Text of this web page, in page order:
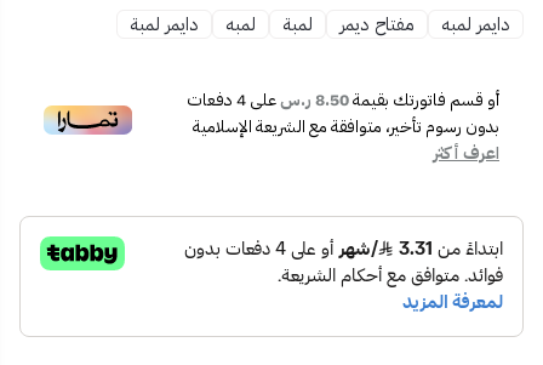
🖤 تصميم أنيق بلون أسود بيانو يضفي لمسة راقية على
💡 قدرة تشغيل حتى 1000 واط – مناسب لمعظم أنواع
اللمبات القابلة للتعتيم.
🔄 تحكم ناعم بانسيابية لتغيير شدة الإضاءة حسب الرغبة.
الكهرباء.
🛡️ جودة عالية لتحمّل التشغيل المستمر دون سخونة.
📦محتويات المنتج:
دايمر لمبة أسود بيانو 1000 واط
قاعدة تثبيت وتعليمات الاستخدام
دايمر لمبه مفتاح ديمر لمبة لمبه دايمر لمبة
أو قسم فاتورتك بقيمة8.50 ر.س على4دفعات
بدون رسوم تأخير، متوافقة مع الشريعة الإسلامية
اعرف أكثر